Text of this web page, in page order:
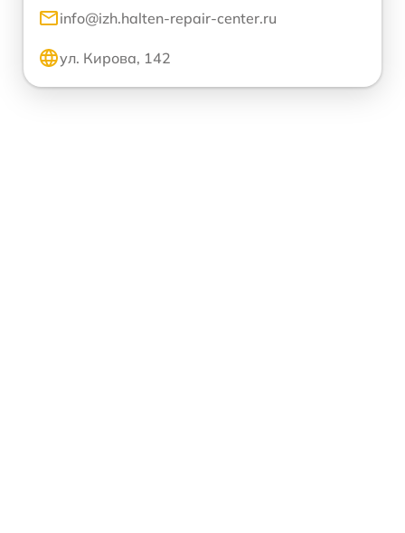
info@izh.halten-repair-center.ru
ул. Кирова, 142